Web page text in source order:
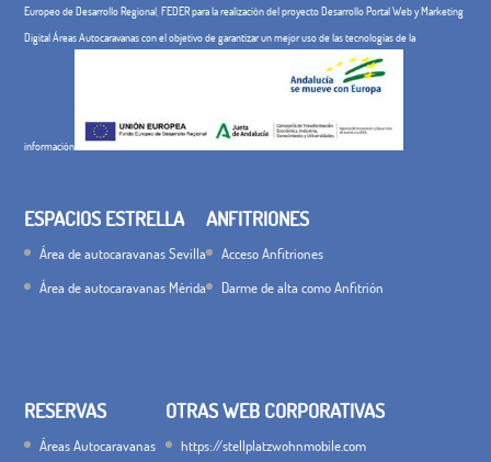
Europeo de Desarrollo Regional, FEDER para la realización del proyecto Desarrollo Portal Web y Marketing
Digital Áreas Autocaravanas con el objetivo de garantizar un mejor uso de las tecnologías de la
información
ESPACIOS ESTRELLA
Área de autocaravanas Sevilla
Área de autocaravanas Mérida
ANFITRIONES
Acceso Anfitriones
Darme de alta como Anfitrión
RESERVAS
Áreas Autocaravanas
OTRAS WEB CORPORATIVAS
https://stellplatzwohnmobile.com